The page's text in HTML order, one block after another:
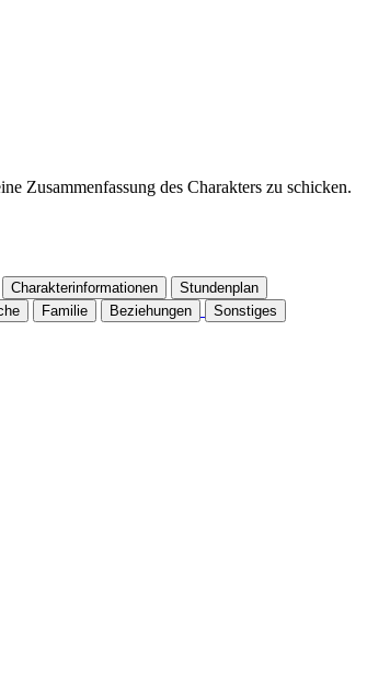
Zusammenfassung des Charakters zu schicken.
Charakterinformationen
Stundenplan
Familie Beziehungen Sonstiges